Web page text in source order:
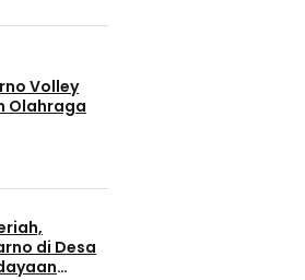
Volley
Olahraga
di Desa